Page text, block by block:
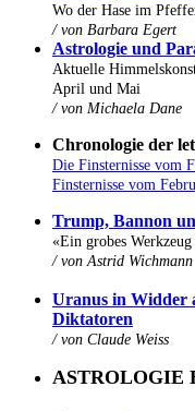
Wo der Hase im
/ von Barbara Egert
Astrologie und
Aktuelle
April und Mai
/ von Michaela Dane
Chronologie der
Die Finsternisse vom
Finsternisse vom
Trump, Bannon
«Ein grobes
/ von Astrid Wichmann
Uranus in Widder
Diktatoren
/ von Claude Weiss
ASTROLOGIE